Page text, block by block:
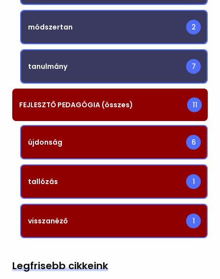
módszertan 2
tanulmány 7
FEJLESZTŐ PEDAGÓGIA (összes) 11
újdonság 6
tallózás 1
visszanéző 1
Legfrisebb cikkeink